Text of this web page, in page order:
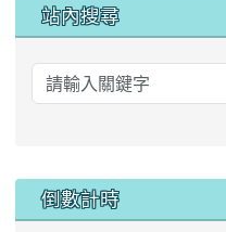
站內搜尋
::: 倒數計時